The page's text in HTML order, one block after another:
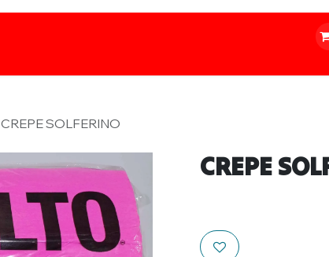
CREPE SOLFERINO
CREPE